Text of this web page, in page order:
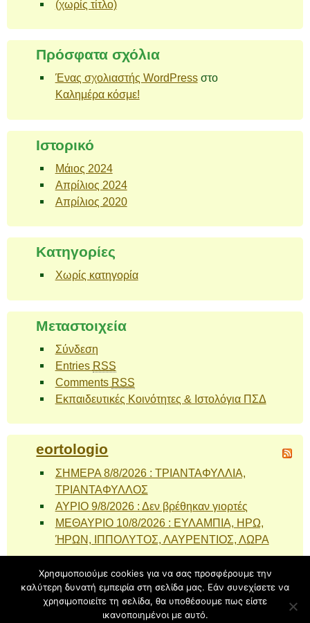
(χωρίς τίτλο)
Πρόσφατα σχόλια
Ένας σχολιαστής WordPressστο
Καλημέρα κόσμε!
Ιστορικό
Μάιος 2024
Απρίλιος 2024
Απρίλιος 2020
Kατηγορίες
Χωρίς κατηγορία
Μεταστοιχεία
Σύνδεση
Entries RSS
Comments RSS
Εκπαιδευτικές Κοινότητες & Ιστολόγια ΠΣΔ
eortologio
ΣΗΜΕΡΑ 8/8/2026 : ΤΡΙΑΝΤΑΦΥΛΛΙΑ,
ΤΡΙΑΝΤΑΦΥΛΛΟΣ
ΑΥΡΙΟ 9/8/2026 : Δεν βρέθηκαν γιορτές
ΜΕΘΑΥΡΙΟ 10/8/2026 : ΕΥΛΑΜΠΙΑ, ΗΡΩ,
ΉΡΩΝ, ΙΠΠΟΛΥΤΟΣ, ΛΑΥΡΕΝΤΙΟΣ, ΛΩΡΑ
Υπερήφανα λειτουργεί μεblogs.sch.gr| Θέμα Tender Spring
απόYing Zhang.
Χρησιμοποιούμε cookies για να σας προσφέρουμε την
καλύτερη δυνατή εμπειρία στη σελίδα μας. Εάν συνεχίσετε να
χρησιμοποιείτε τη σελίδα, θα υποθέσουμε πως είστε
ικανοποιημένοι με αυτό.